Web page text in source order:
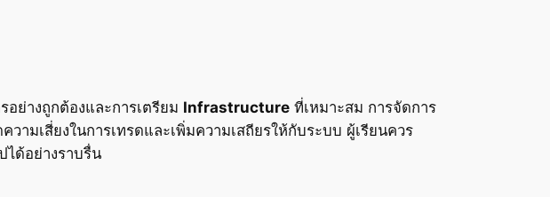
อย่างถูกต้องและการเตรียม Infrastructure ที่เหมาะสม การจัดการ
ามเสี่ยงในการเทรดและเพิ่มความเสถียรให้กับระบบ ผู้เรียนควร
ได้อย่างราบรื่น